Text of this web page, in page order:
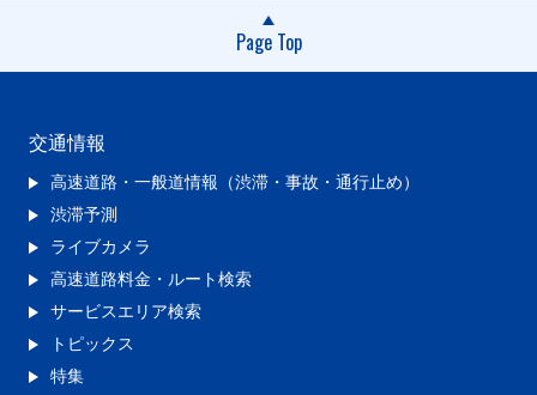
Page Top
交通情報
高速道路・一般道情報（渋滞・事故・通行止め）
渋滞予測
ライブカメラ
高速道路料金・ルート検索
サービスエリア検索
トピックス
特集